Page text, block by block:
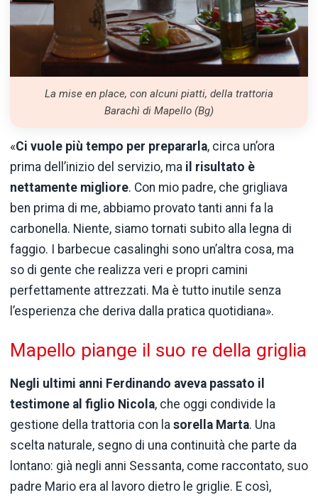
La mise en place, con alcuni piatti, della trattoria
Barachì di Mapello (Bg)
«Ci vuole più tempo per prepararla, circa un’ora
prima dell’inizio del servizio, ma il risultato è
nettamente migliore. Con mio padre, che grigliava
ben prima di me, abbiamo provato tanti anni fa la
carbonella. Niente, siamo tornati subito alla legna di
faggio. I barbecue casalinghi sono un’altra cosa, ma
so di gente che realizza veri e propri camini
perfettamente attrezzati. Ma è tutto inutile senza
l’esperienza che deriva dalla pratica quotidiana».
Mapello piange il suo re della griglia
Negli ultimi anni Ferdinando aveva passato il
testimone al figlio Nicola, che oggi condivide la
gestione della trattoria con la sorella Marta. Una
scelta naturale, segno di una continuità che parte da
lontano: già negli anni Sessanta, come raccontato, suo
padre Mario era al lavoro dietro le griglie. E così,